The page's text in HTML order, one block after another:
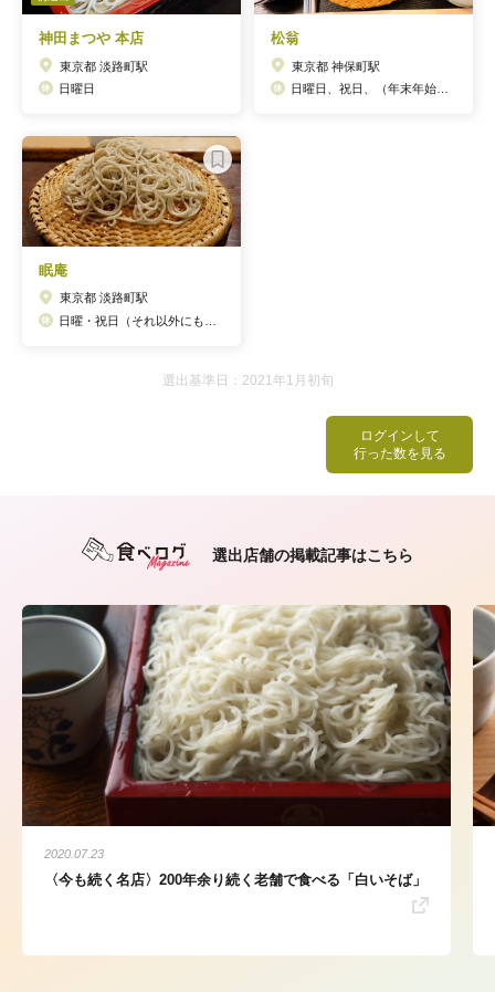
ログインして
行った数を見る
神田まつや 本店
東京都 淡路町駅
日曜日
松翁
東京都 神保町駅
眠庵
東京都 淡路町駅
選出基準日：2021年1月初旬
選出店舗の掲載記事はこちら
2020.07.23
〈今も続く名店〉200年余り続く老舗で食べる「白いそば」